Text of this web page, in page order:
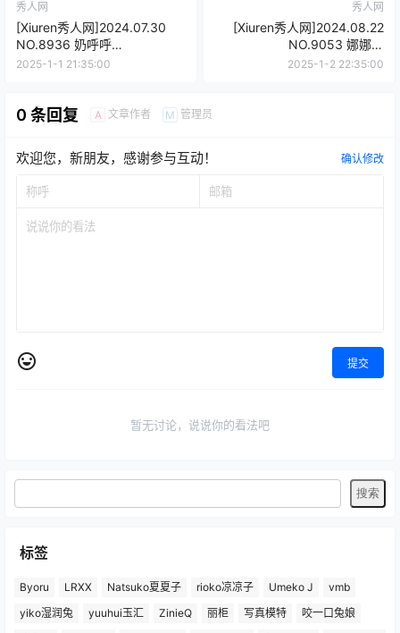
秀人网
[Xiuren秀人网]2024.07.30
NO.8936 奶呼呼
Moka[72+1P/654MB]
2025-1-1 21:35:00
秀人网
[Xiuren秀人网]2024.08.22
NO.9053 娜娜子
yy[77+1P/701MB]
2025-1-2 22:35:00
0 条回复 A 文章作者 M 管理员
欢迎您，新朋友，感谢参与互动！ 确认修改
提交
暂无讨论，说说你的看法吧
标签
Byoru LRXX Natsuko夏夏子 rioko凉凉子 Umeko J
vmb
yiko湿润兔
yuuhui玉汇 ZinieQ 丽柜 写真模特
咬一口兔娘